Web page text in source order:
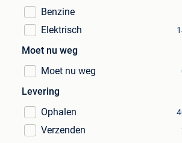
Benzine
Elektrisch
Moet nu weg
Moet nu weg
Levering
Ophalen
Verzenden